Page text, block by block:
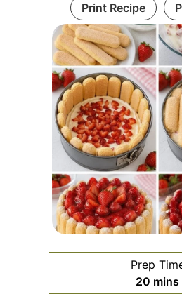
Print Recipe
Prep
20 mins